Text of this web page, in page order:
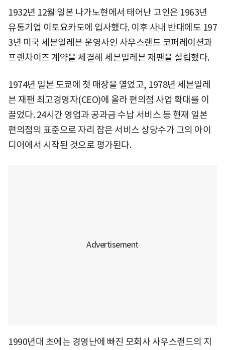
1932년 12월 일본 나가노현에서 태어난 고인은 1963년
유통기업 이토요카도에 입사했다. 이후 사내 반대에도 197
3년 미국 세븐일레븐 운영사인 사우스랜드 코퍼레이션과
프랜차이즈 계약을 체결해 세븐일레븐 재팬을 설립했다.
1974년 일본 도쿄에 첫 매장을 열었고, 1978년 세븐일레
븐 재팬 최고경영자(CEO)에 올라 편의점 사업 확대를 이
끌었다. 24시간 영업과 공과금 수납 서비스 등 현재 일본
편의점의 표준으로 자리 잡은 서비스 상당수가 그의 아이
디어에서 시작된 것으로 평가된다.
1990년대 초에는 경영난에 빠진 모회사 사우스랜드의 지